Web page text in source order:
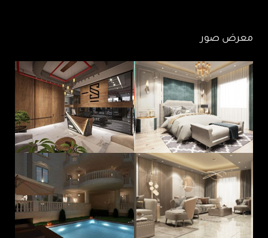
معرض صور